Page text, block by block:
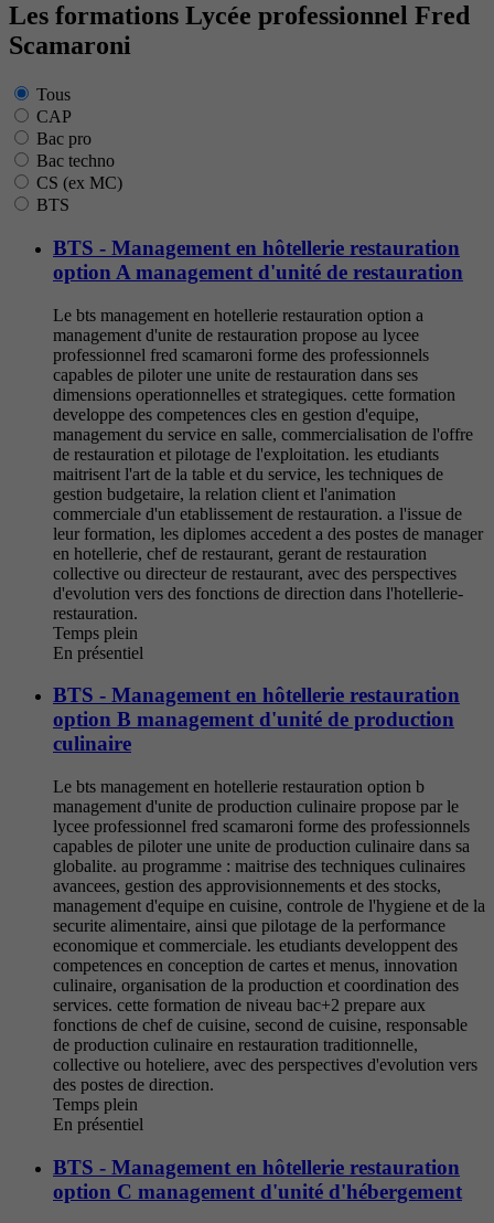
Les formations Lycée professionnel Fred
Scamaroni
Tous
CAP
Bac pro
Bac techno
CS (ex MC)
BTS
BTS - Management en hôtellerie restauration
option A management d'unité de restauration
Le bts management en hotellerie restauration option a
management d'unite de restauration propose au lycee
professionnel fred scamaroni forme des professionnels
capables de piloter une unite de restauration dans ses
dimensions operationnelles et strategiques. cette formation
developpe des competences cles en gestion d'equipe,
management du service en salle, commercialisation de l'offre
de restauration et pilotage de l'exploitation. les etudiants
maitrisent l'art de la table et du service, les techniques de
gestion budgetaire, la relation client et l'animation
commerciale d'un etablissement de restauration. a l'issue de
leur formation, les diplomes accedent a des postes de manager
en hotellerie, chef de restaurant, gerant de restauration
collective ou directeur de restaurant, avec des perspectives
d'evolution vers des fonctions de direction dans l'hotellerie-
restauration.
Temps plein
En présentiel
BTS - Management en hôtellerie restauration
option B management d'unité de production
culinaire
Le bts management en hotellerie restauration option b
management d'unite de production culinaire propose par le
lycee professionnel fred scamaroni forme des professionnels
capables de piloter une unite de production culinaire dans sa
globalite. au programme : maitrise des techniques culinaires
avancees, gestion des approvisionnements et des stocks,
management d'equipe en cuisine, controle de l'hygiene et de la
securite alimentaire, ainsi que pilotage de la performance
economique et commerciale. les etudiants developpent des
competences en conception de cartes et menus, innovation
culinaire, organisation de la production et coordination des
services. cette formation de niveau bac+2 prepare aux
fonctions de chef de cuisine, second de cuisine, responsable
de production culinaire en restauration traditionnelle,
collective ou hoteliere, avec des perspectives d'evolution vers
des postes de direction.
Temps plein
En présentiel
BTS - Management en hôtellerie restauration
option C management d'unité d'hébergement